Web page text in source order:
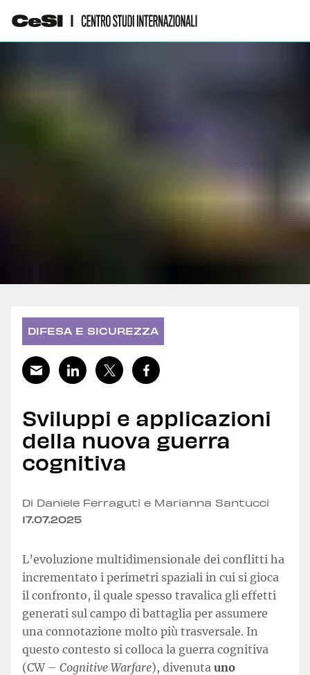
DIFESA E SICUREZZA
Sviluppi e applicazioni
della nuova guerra
cognitiva
Di Daniele Ferraguti e Marianna Santucci
17.07.2025
L’evoluzione multidimensionale dei conflitti ha
incrementato i perimetri spaziali in cui si gioca
il confronto, il quale spesso travalica gli effetti
generati sul campo di battaglia per assumere
una connotazione molto più trasversale. In
questo contesto si colloca la guerra cognitiva
(CW – Cognitive Warfare), divenuta uno